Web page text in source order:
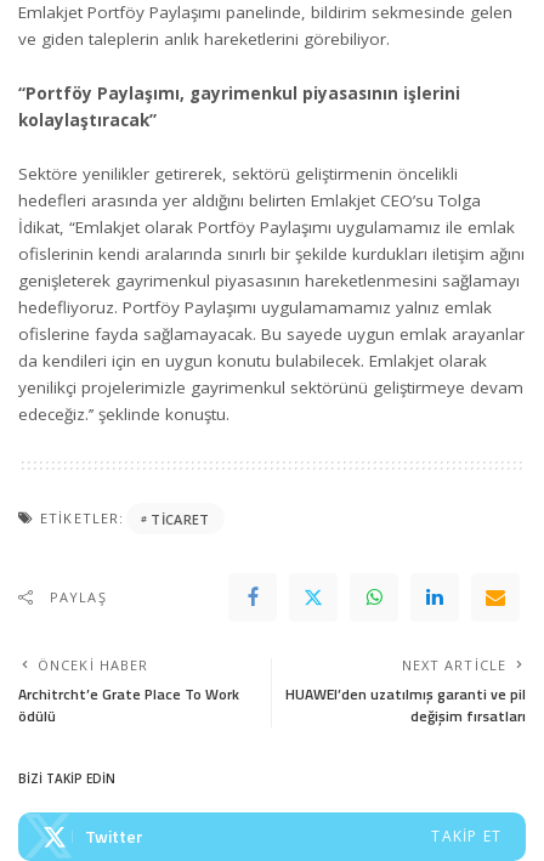
Emlakjet Portföy Paylaşımı panelinde, bildirim sekmesinde gelen
ve giden taleplerin anlık hareketlerini görebiliyor.
“Portföy Paylaşımı, gayrimenkul piyasasının işlerini
kolaylaştıracak”
Sektöre yenilikler getirerek, sektörü geliştirmenin öncelikli
hedefleri arasında yer aldığını belirten Emlakjet CEO’su Tolga
İdikat, “Emlakjet olarak Portföy Paylaşımı uygulamamız ile emlak
ofislerinin kendi aralarında sınırlı bir şekilde kurdukları iletişim ağını
genişleterek gayrimenkul piyasasının hareketlenmesini sağlamayı
hedefliyoruz. Portföy Paylaşımı uygulamamamız yalnız emlak
ofislerine fayda sağlamayacak. Bu sayede uygun emlak arayanlar
da kendileri için en uygun konutu bulabilecek. Emlakjet olarak
yenilikçi projelerimizle gayrimenkul sektörünü geliştirmeye devam
edeceğiz.’’ şeklinde konuştu.
ETIKETLER: TICARET
PAYLAŞ
ÖNCEKI HABER
Architrcht’e Grate Place To Work
ödülü
NEXT ARTICLE
HUAWEI’den uzatılmış garanti ve pil
değişim fırsatları
BİZİ TAKİP EDİN
Twitter TAKIP ET